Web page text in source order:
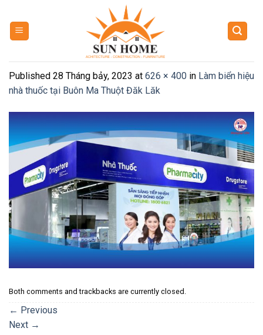
content
Published 28 Tháng bảy, 2023 at 626 × 400 in Làm biển hiệu
nhà thuốc tại Buôn Ma Thuột Đăk Lăk
Both comments and trackbacks are currently closed.
← Previous
Next →